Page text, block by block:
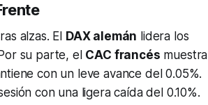
alzas. El DAX alemán lidera los
su parte, el CAC francés muestra
con un leve avance del 0.05%.
con una ligera caída del 0.10%.